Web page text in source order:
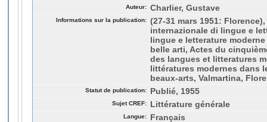
Auteur: Charlier, Gustave
Informations sur la publication: (27-31 mars 1951:
internazionale di lingue e
lingue e letterature
belle arti, Actes du
des langues et litteratures
littératures modernes dans
beaux-arts, Valmartina,
Statut de publication: Publié, 1955
Sujet CREF: Littérature générale
Langue: Français